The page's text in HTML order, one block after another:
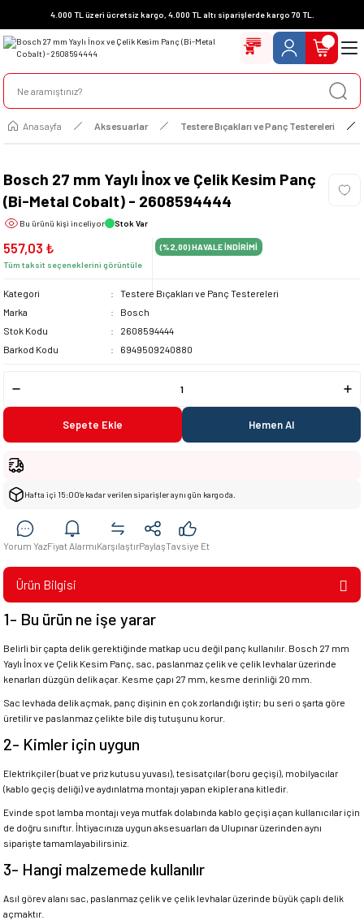
4.000 TL üzeri ücretsiz kargo, 4.000 TL altı siparişlerde kargo 70 TL.
Anasayfa Aksesuarlar Testere Bıçakları ve Panç Testereleri
Bosch 27 mm Yaylı İnox ve Çelik Kesim Panç
(Bi-Metal Cobalt) - 2608594444
Bu ürünü kişi inceliyor Stok Var
557,03 ₺
Tüm taksit seçeneklerini görüntüle
(%2,00)HAVALE İNDİRİMİ
Kategori
Testere Bıçakları ve Panç Testereleri
Marka
Bosch
Stok Kodu
2608594444
Barkod Kodu
6949509240880
Sepete Ekle Hemen Al
Hafta içi 15:00’e kadar verilen siparişler aynı gün kargoda.
Yorum YazFiyat AlarmıKarşılaştırPaylaşTavsiye Et
Ürün Bilgisi
1- Bu ürün ne işe yarar
Belirli bir çapta delik gerektiğinde matkap ucu değil panç kullanılır. Bosch 27 mm
Yaylı İnox ve Çelik Kesim Panç, sac, paslanmaz çelik ve çelik levhalar üzerinde
kenarları düzgün delik açar. Kesme çapı 27 mm, kesme derinliği 20 mm.
Sac levhada delik açmak, panç dişinin en çok zorlandığı iştir; bu seri o şarta göre
üretilir ve paslanmaz çelikte bile diş tutuşunu korur.
2- Kimler için uygun
Elektrikçiler (buat ve priz kutusu yuvası), tesisatçılar (boru geçişi), mobilyacılar
(kablo geçiş deliği) ve aydınlatma montajı yapan ekipler ana kitledir.
Evinde spot lamba montajı veya mutfak dolabında kablo geçişi açan kullanıcılar için
de doğru sınıftır. İhtiyacınıza uygun aksesuarları da Ulupınar üzerinden aynı
siparişte tamamlayabilirsiniz.
3- Hangi malzemede kullanılır
Asıl görev alanı sac, paslanmaz çelik ve çelik levhalar üzerinde büyük çaplı delik
açmaktır.